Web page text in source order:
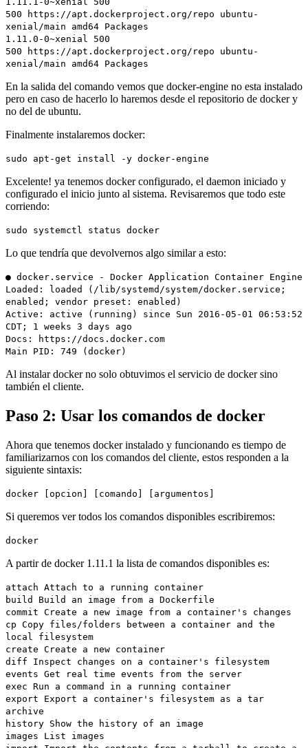
500 https://apt.dockerproject.org/repo ubuntu-
xenial/main amd64 Packages
1.11.0-0~xenial 500
500 https://apt.dockerproject.org/repo ubuntu-
xenial/main amd64 Packages
En la salida del comando vemos que docker-engine no esta instalado
pero en caso de hacerlo lo haremos desde el repositorio de docker y
no del de ubuntu.
Finalmente instalaremos docker:
sudo apt-get install -y docker-engine
Excelente! ya tenemos docker configurado, el daemon iniciado y
configurado el inicio junto al sistema. Revisaremos que todo este
corriendo:
sudo systemctl status docker
Lo que tendría que devolvernos algo similar a esto:
● docker.service - Docker Application Container Engine
Loaded: loaded (/lib/systemd/system/docker.service;
enabled; vendor preset: enabled)
Active: active (running) since Sun 2016-05-01 06:53:52
CDT; 1 weeks 3 days ago
Docs: https://docs.docker.com
Main PID: 749 (docker)
Al instalar docker no solo obtuvimos el servicio de docker sino
también el cliente.
Paso 2: Usar los comandos de docker
Ahora que tenemos docker instalado y funcionando es tiempo de
familiarizarnos con los comandos del cliente, estos responden a la
siguiente sintaxis:
docker [opcion] [comando] [argumentos]
Si queremos ver todos los comandos disponibles escribiremos:
docker
A partir de docker 1.11.1 la lista de comandos disponibles es:
attach Attach to a running container
build Build an image from a Dockerfile
commit Create a new image from a container's changes
cp Copy files/folders between a container and the
local filesystem
create Create a new container
diff Inspect changes on a container's filesystem
events Get real time events from the server
exec Run a command in a running container
export Export a container's filesystem as a tar
archive
history Show the history of an image
images List images